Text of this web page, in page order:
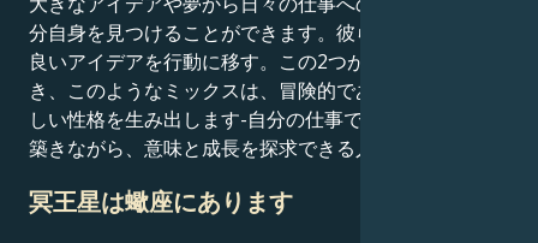
分自身を見つけることができます。彼らは伸び伸びと、
良いアイデアを行動に移す。この2つが調和していると
き、このようなミックスは、冒険的でありながら規律正
しい性格を生み出します-自分の仕事で継続的な地歩を
築きながら、意味と成長を探求できる人です。
冥王星は蠍座にあります